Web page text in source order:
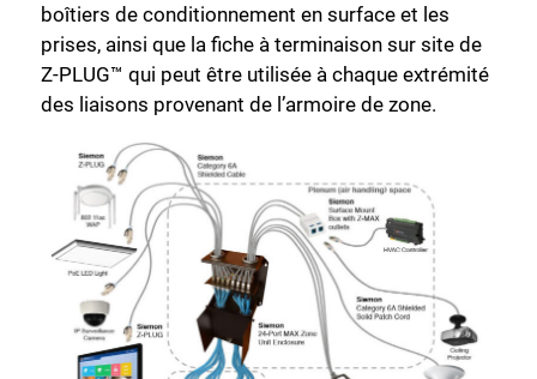
boîtiers de conditionnement en surface et les
prises, ainsi que la fiche à terminaison sur site de
Z-PLUG™ qui peut être utilisée à chaque extrémité
des liaisons provenant de l’armoire de zone.